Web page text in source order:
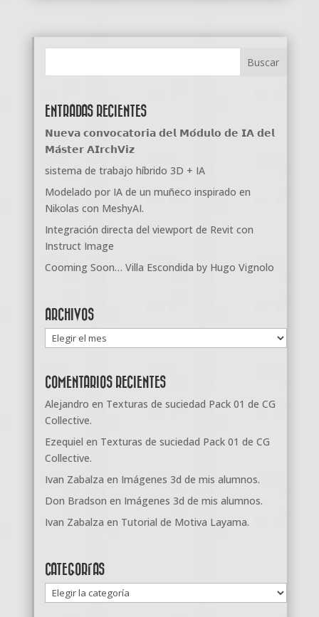
ENTRADAS RECIENTES
𝗡𝘂𝗲𝘃𝗮 𝗰𝗼𝗻𝘃𝗼𝗰𝗮𝘁𝗼𝗿𝗶𝗮 𝗱𝗲𝗹 𝗠𝗼́𝗱𝘂𝗹𝗼 𝗱𝗲 𝗜𝗔 𝗱𝗲𝗹
𝗠𝗮́𝘀𝘁𝗲𝗿 𝗔𝗜𝗿𝗰𝗵𝗩𝗶𝘇
sistema de trabajo híbrido 3D + IA
Modelado por IA de un muñeco inspirado en
Nikolas con MeshyAI.
Integración directa del viewport de Revit con
Instruct Image
Cooming Soon… Villa Escondida by Hugo Vignolo
ARCHIVOS
Archivos
COMENTARIOS RECIENTES
Alejandro en Texturas de suciedad Pack 01 de CG
Collective.
Ezequiel en Texturas de suciedad Pack 01 de CG
Collective.
Ivan Zabalza en Imágenes 3d de mis alumnos.
Don Bradson en Imágenes 3d de mis alumnos.
Ivan Zabalza en Tutorial de Motiva Layama.
CATEGORÍAS
Categorías